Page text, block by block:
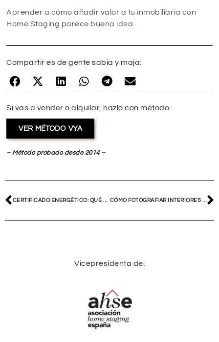
Aprender a cómo añadir valor a tu inmobiliaria con
Home Staging parece buena idea.
Compartir es de gente sabia y maja:
Si vas a vender o alquilar, hazlo con método.
VER MÉTODO VYA
– Método probado desde 2014 –
CERTIFICADO ENERGÉTICO: QUÉ ES Y PARA QUÉ SIRVE CÓMO FOTOGRAFIAR INTERIORES PARA VENDER TU CASA RÁPIDO
Vicepresidenta de: